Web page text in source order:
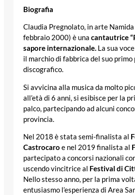
Biografia
Claudia Pregnolato, in arte
febbraio 2000) è una cantautrice
sapore internazionale. La sua
il marchio di fabbrica del suo
discografico.
Si avvicina alla musica da molto
all’età di 6 anni, si esibisce per la
palco, partecipando ad alcuni
provincia.
Nel 2018 è stata semi-finalista al
Castrocaro e nel 2019 finalista al
partecipato a concorsi nazionali
uscendo vincitrice al Festival di
Nello stesso anno, per la prima
entusiasmo l’esperienza di Area